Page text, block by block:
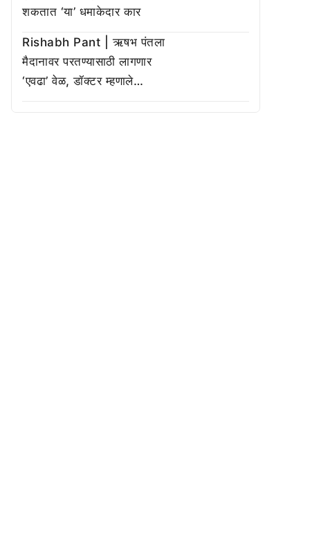
शकतात ‘या’ धमाकेदार कार
Rishabh Pant | ऋषभ पंतला
मैदानावर परतण्यासाठी लागणार
‘एवढा’ वेळ, डॉक्टर म्हणाले…